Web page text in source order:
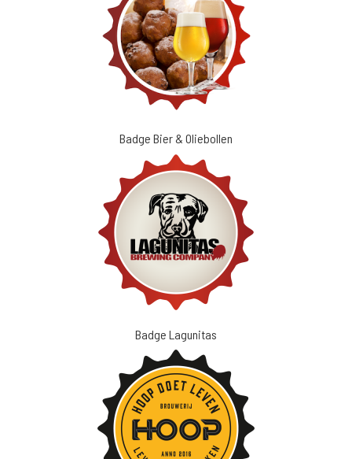
Badge Bier & Oliebollen
Badge Lagunitas